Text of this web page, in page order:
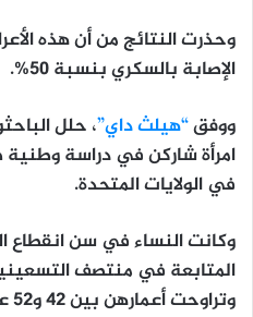
وحذرت النتائج من أن هذه
الإصابة بالسكري بنسبة 50%.
ووفق“هيلث داي”
امرأة شاركن في دراسة وطنية
في الولايات المتحدة.
وكانت النساء في سن انقطاع
المتابعة في منتصف
وتراوحت أعمارهن بين 42 و52 عاماً وقتها.